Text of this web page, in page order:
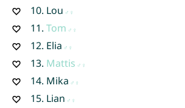
10. Lou
11. Tom
12. Elia
13. Mattis
14. Mika
15. Lian